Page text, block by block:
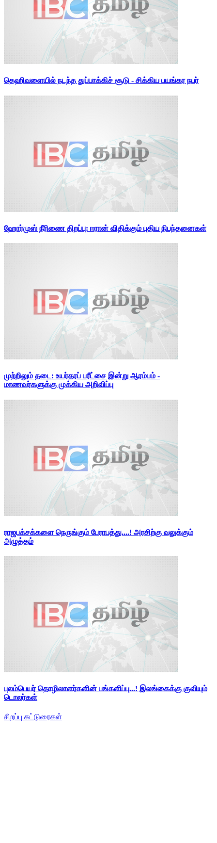
தெஹிவளையில் நடந்த துப்பாக்கிச் சூடு - சிக்கிய பயங்கர நபர்
ஹோர்முஸ் நீரிணை திறப்பு: ஈரான் விதிக்கும் புதிய நிபந்தனைகள்
முற்றிலும் தடை: உயர்தரப் பரீட்சை இன்று ஆரம்பம் -
மாணவர்களுக்கு முக்கிய அறிவிப்பு
ராஜபக்சக்களை நெருங்கும் பேராபத்து....! அரசிற்கு வலுக்கும்
அழுத்தம்
புலம்பெயர் தொழிலாளர்களின் பங்களிப்பு...! இலங்கைக்கு குவியும்
டொலர்கள்
சிறப்பு கட்டுரைகள்